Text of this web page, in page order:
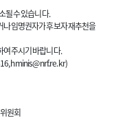
될 수 있습니다.
임명권자가 후보자 재추천을
주시기 바랍니다.
hminis@nrf.re.kr)
원회